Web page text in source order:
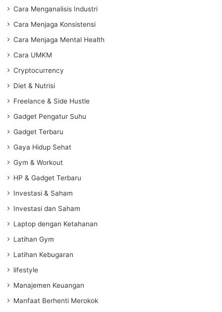
Cara Menganalisis Industri
Cara Menjaga Konsistensi
Cara Menjaga Mental Health
Cara UMKM
Cryptocurrency
Diet & Nutrisi
Freelance & Side Hustle
Gadget Pengatur Suhu
Gadget Terbaru
Gaya Hidup Sehat
Gym & Workout
HP & Gadget Terbaru
Investasi & Saham
Investasi dan Saham
Laptop dengan Ketahanan
Latihan Gym
Latihan Kebugaran
lifestyle
Manajemen Keuangan
Manfaat Berhenti Merokok